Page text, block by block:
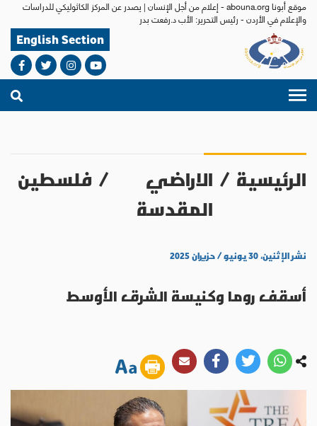
موقع أبونا abouna.org - إعلام من أجل الإنسان | يصدر عن المركز الكاثوليكي للدراسات
والإعلام في الأردن - رئيس التحرير: الأب د.رفعت بدر
English Section
الرئيسية / الاراضي
المقدسة
/ فلسطين
نشر الإثنين، ٣٠ يونيو / حزيران ٢٠٢٥
أسقف روما وكنيسة الشرق الأوسط